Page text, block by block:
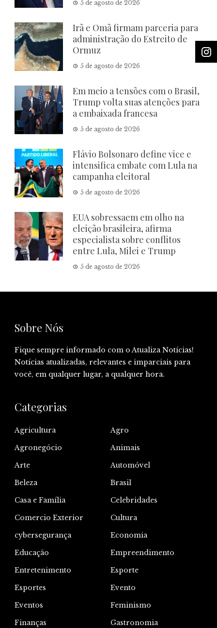
5 de agosto de 2026
Irã e Omã firmam parceria para
administração do Estreito de
Ormuz
5 de agosto de 2026
Em meio a tensões com o Brasil,
Trump volta suas atenções para
a embaixada francesa
5 de agosto de 2026
Flávio Bolsonaro define vice e
intensifica embate com Lula na
campanha eleitoral
5 de agosto de 2026
EUA sobressaem em olho na
eleição brasileira, afirma
especialista sobre conflitos
entre Lula, Milei e Trump
5 de agosto de 2026
Sobre Nós
Fique sempre informado com o Atualiza Notícias!
Notícias atualizadas, relevantes e imparciais para
você, em qualquer lugar, a qualquer hora.
Categorias
Agricultura
Agro
Agronegócio
Animais
Arte
Automóvel
Beleza
Brasil
Casa e Família
Celebridades
Comercio Exterior
Cultura
cybersegurança
Economia
Educação
Empreendimento
Entretenimento
Esporte
Esportes
Evento
Eventos
Feminismo
Finanças
Gastronomia